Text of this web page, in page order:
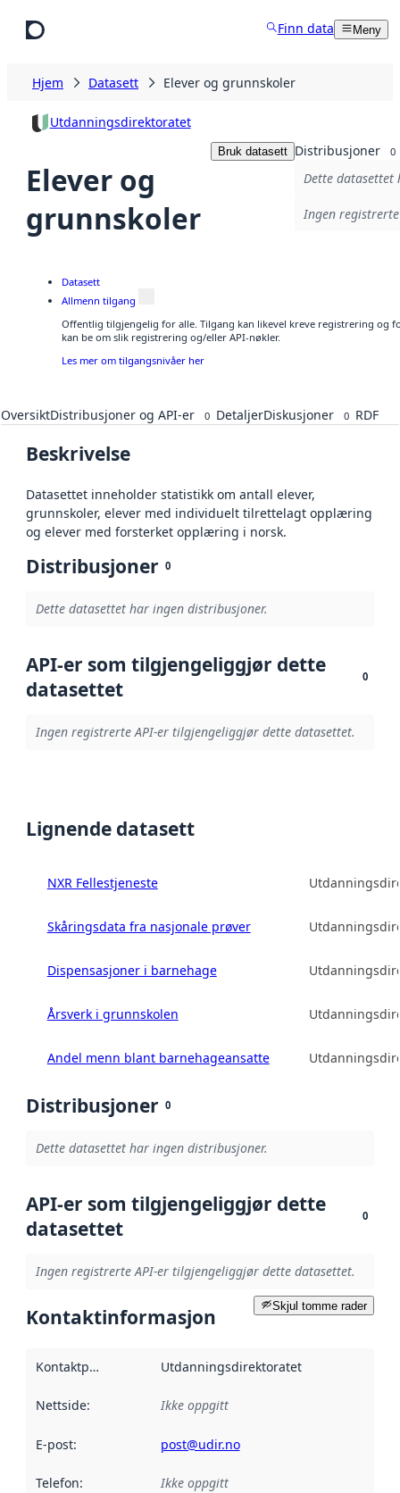
Finn data Meny
Hjem Datasett Elever og grunnskoler
Utdanningsdirektoratet
Elever og
grunnskoler
Bruk datasett Distribusjoner 0
Dette datasettet
Ingen
Datasett
Allmenn tilgang
Offentlig tilgjengelig for alle. Tilgang kan likevel kreve registrering og
kan be om slik registrering og/eller API-nøkler.
Les mer om tilgangsnivåer her
OversiktDistribusjoner og API-er 0 DetaljerDiskusjoner 0 RDF
Beskrivelse
Datasettet inneholder statistikk om antall elever,
grunnskoler, elever med individuelt tilrettelagt opplæring
og elever med forsterket opplæring i norsk.
Distribusjoner 0
Dette datasettet har ingen distribusjoner.
API-er som tilgjengeliggjør dette
datasettet
0
Ingen registrerte API-er tilgjengeliggjør dette datasettet.
Lignende datasett
NXR Fellestjeneste
Skåringsdata fra nasjonale prøver
Dispensasjoner i barnehage
Årsverk i grunnskolen
Andel menn blant barnehageansatte
Distribusjoner 0
Dette datasettet har ingen distribusjoner.
API-er som tilgjengeliggjør dette
datasettet
0
Ingen registrerte API-er tilgjengeliggjør dette datasettet.
Skjul tomme rader
Kontaktinformasjon
Kontaktpunkt Utdanningsdirektoratet
Nettside: Ikke oppgitt
E-post: post@udir.no
Telefon: Ikke oppgitt